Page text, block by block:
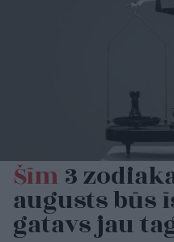
Šīm3
augusts būs
gatavs jau